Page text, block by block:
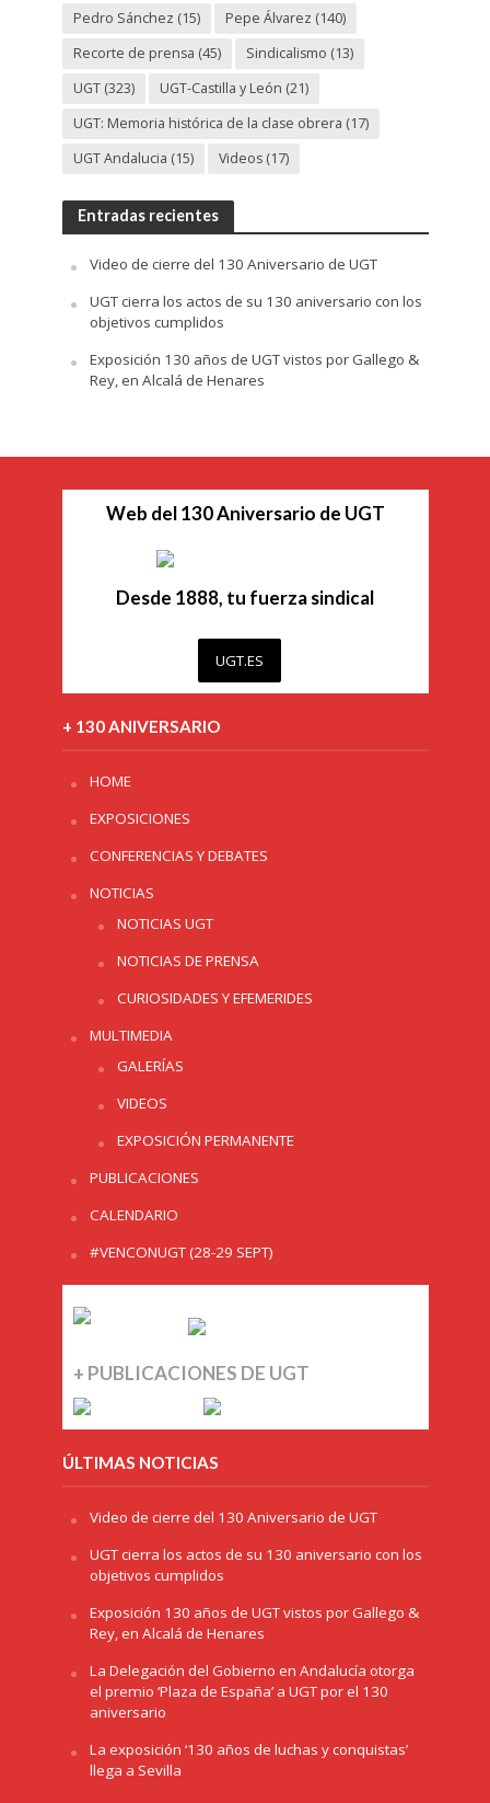
Pedro Sánchez (15) Pepe Álvarez (140)
Recorte de prensa (45) Sindicalismo (13)
UGT(323) UGT-Castilla y León (21)
UGT: Memoria histórica de la clase obrera (17)
UGT Andalucia (15) Videos(17)
Entradas recientes
Video de cierre del 130 Aniversario de UGT
UGT cierra los actos de su 130 aniversario con los
objetivos cumplidos
Exposición 130 años de UGT vistos por Gallego &
Rey, en Alcalá de Henares
Web del 130 Aniversario de UGT
Desde 1888, tu fuerza sindical
UGT.ES
+ 130 ANIVERSARIO
HOME
EXPOSICIONES
CONFERENCIAS Y DEBATES
NOTICIAS
NOTICIAS UGT
NOTICIAS DE PRENSA
CURIOSIDADES Y EFEMERIDES
MULTIMEDIA
GALERÍAS
VIDEOS
EXPOSICIÓN PERMANENTE
PUBLICACIONES
CALENDARIO
#VENCONUGT (28-29 SEPT)
+ PUBLICACIONES DE UGT
ÚLTIMAS NOTICIAS
Video de cierre del 130 Aniversario de UGT
UGT cierra los actos de su 130 aniversario con los
objetivos cumplidos
Exposición 130 años de UGT vistos por Gallego &
Rey, en Alcalá de Henares
La Delegación del Gobierno en Andalucía otorga
el premio ‘Plaza de España’ a UGT por el 130
aniversario
La exposición ‘130 años de luchas y conquistas’
llega a Sevilla